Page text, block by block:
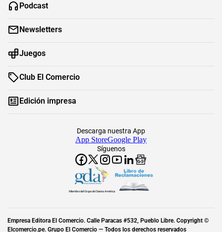
Podcast
Newsletters
Juegos
Club El Comercio
Edición impresa
Síguenos
Descarga nuestra App
App StoreGoogle Play
Miembro del Grupo de Diarios América
Empresa Editora El Comercio. Calle Paracas #532, Pueblo Libre. Copyright ©
Elcomercio.pe. Grupo El Comercio — Todos los derechos reservados